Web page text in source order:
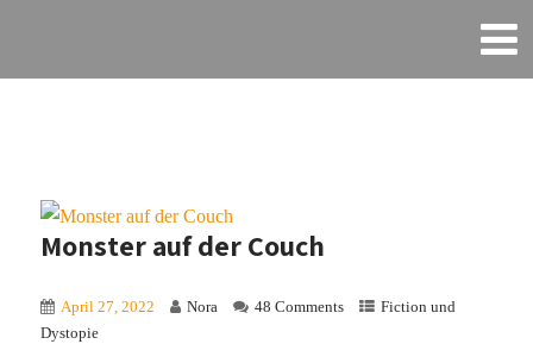
Monster auf der Couch
April 27, 2022 Nora 48 Comments
Fiction und
Dystopie